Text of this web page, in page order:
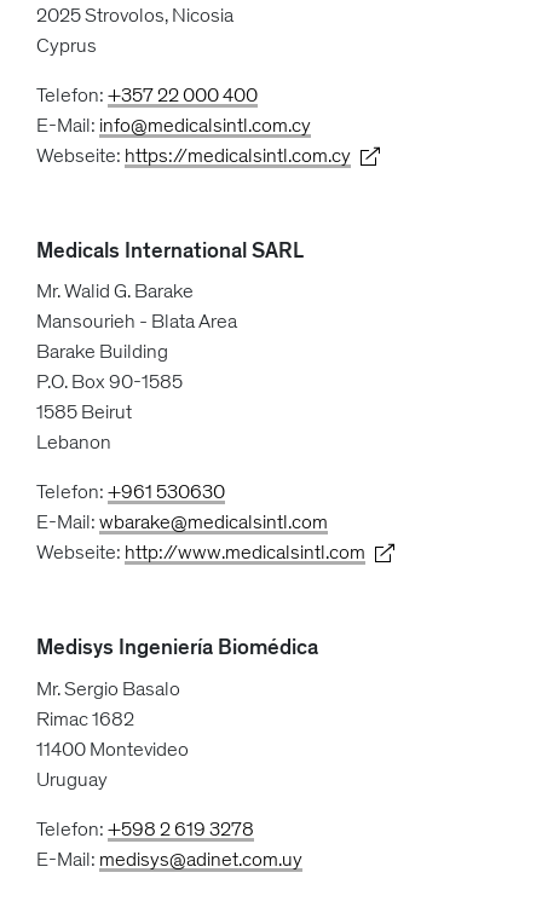
2025 Strovolos, Nicosia
Cyprus
Telefon:+357 22 000 400
E-Mail: info@medicalsintl.com.cy
Webseite: https://medicalsintl.com.cy
Medicals International SARL
Mr. Walid G. Barake
Mansourieh - Blata Area
Barake Building
P.O. Box 90-1585
1585 Beirut
Lebanon
Telefon:+961 530630
E-Mail:wbarake@medicalsintl.com
Webseite: http://www.medicalsintl.com
Medisys Ingeniería Biomédica
Mr. Sergio Basalo
Rimac 1682
11400 Montevideo
Uruguay
Telefon:+598 2 619 3278
E-Mail: medisys@adinet.com.uy